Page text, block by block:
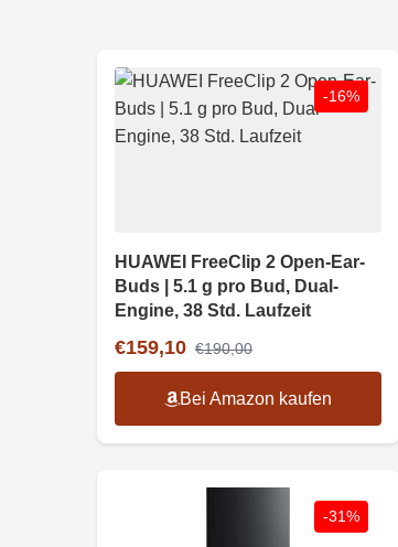
-16%
HUAWEI FreeClip 2 Open-Ear-
Buds | 5.1 g pro Bud, Dual-
Engine, 38 Std. Laufzeit
€159,10 €190,00
Bei Amazon kaufen
-31%